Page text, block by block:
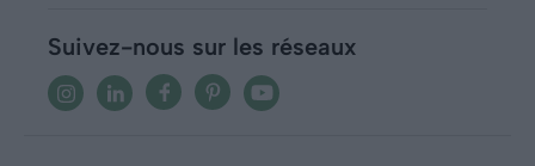
Suivez-nous sur les réseaux